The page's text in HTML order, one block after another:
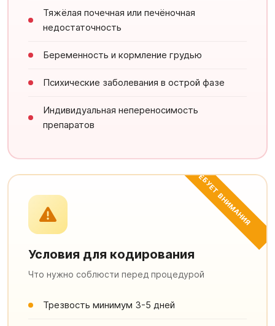
Тяжёлая почечная или печёночная
недостаточность
Беременность и кормление грудью
Психические заболевания в острой фазе
Индивидуальная непереносимость
препаратов
ТРЕБУЕТ ВНИМАНИЯ
Условия для кодирования
Что нужно соблюсти перед процедурой
Трезвость минимум 3-5 дней